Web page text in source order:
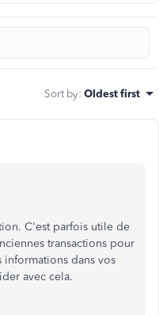
Sort by: Oldest first
C'est parfois utile de
transactions pour
dans vos
avec cela.